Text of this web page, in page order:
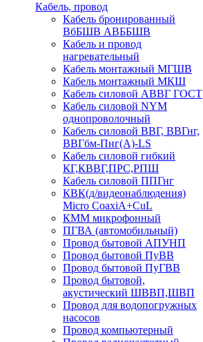
Кабель, провод
Кабель бронированный
ВбБШВ АВББШВ
Кабель и провод
нагревательный
Кабель монтажный МГШВ
Кабель монтажный МКШ
Кабель силовой АВВГ ГОСТ
Кабель силовой NYM
однопроволочный
Кабель силовой ВВГ, ВВГнг,
ВВГбм-Пнг(А)-LS
Кабель силовой гибкий
КГ,КВВГ,ПРС,РПШ
Кабель силовой ППГнг
КВК(д/видеонаблюдения)
Micro CoaxiA+CuL
КММ микрофонный
ПГВА (автомобильный)
Провод бытовой АПУНП
Провод бытовой ПуВВ
Провод бытовой ПуГВВ
Провод бытовой,
акустический ШВВП,ШВП
Провод для водопогружных
насосов
Провод компьютерный